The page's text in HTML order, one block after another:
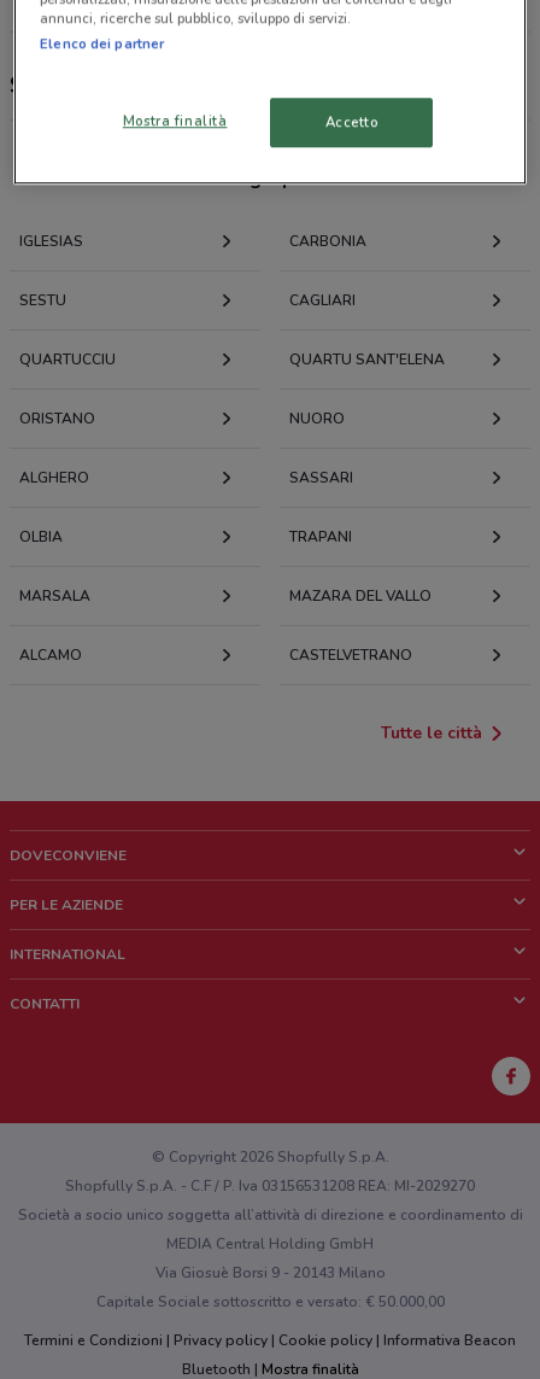
Secondhand Mobile, offerte e negozi
Offerte volantini e cataloghi per città nelle vicinanze
IGLESIAS CARBONIA
SESTU CAGLIARI
QUARTUCCIU QUARTU SANT'ELENA
ORISTANO NUORO
ALGHERO SASSARI
OLBIA TRAPANI
MARSALA MAZARA DEL VALLO
ALCAMO CASTELVETRANO
Tutte le città
DOVECONVIENE
Chi siamo
Lavora con noi
PER LE AZIENDE
Richieste commerciali e marketing
INTERNATIONAL
CONTATTI
Hai un malfunzionamento sul web o sull'app?
© Copyright 2026 Shopfully S.p.A.
Shopfully S.p.A. - C.F / P. Iva 03156531208 REA: MI-2029270
Società a socio unico soggetta all’attività di direzione e coordinamento di
MEDIA Central Holding GmbH
Via Giosuè Borsi 9 - 20143 Milano
Capitale Sociale sottoscritto e versato: € 50.000,00
Termini e Condizioni
Privacy policy Cookie policy
Informativa Beacon
Bluetooth
Mostra finalità
annunci, ricerche sul pubblico, sviluppo di servizi.
Elenco dei partner
Mostra finalità Accetto